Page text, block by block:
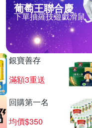
葡萄王聯合慶
下單抽羅技遊戲滑鼠
銀寶善存
滿額3重送
回購第一名
均價$350